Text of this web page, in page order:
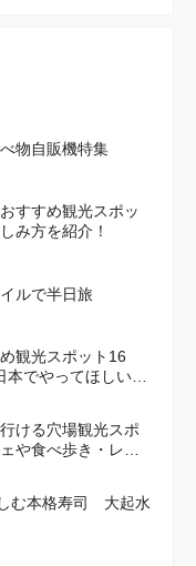
物自販機特集
すすめ観光スポッ
み方を紹介！
ルで半日旅
観光スポット16
本でやってほしいこ
ける穴場観光スポ
や食べ歩き・レト
む本格寿司 大起水